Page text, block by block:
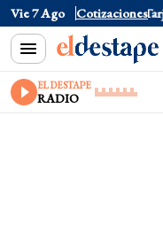
Vie 7 Ago Cotizaciones
$1520 Dólar Tarjeta
EL DESTAPE
RADIO